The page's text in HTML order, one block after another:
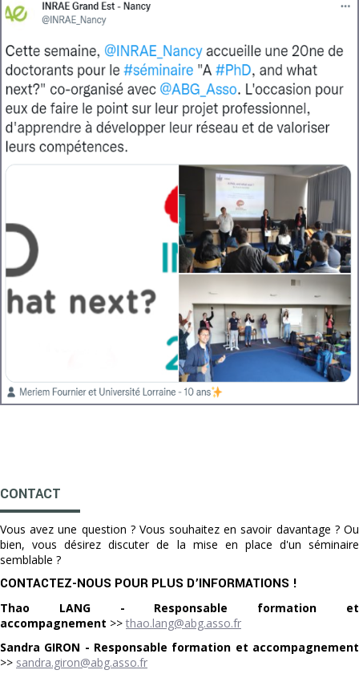
CONTACT
Vous avez une question ? Vous souhaitez en savoir davantage ? Ou
bien, vous désirez discuter de la mise en place d'un séminaire
semblable ?
CONTACTEZ-NOUS POUR PLUS D’INFORMATIONS !
Thao LANG - Responsable formation et
accompagnement >> thao.lang@abg.asso.fr
Sandra GIRON - Responsable formation et accompagnement
>> sandra.giron@abg.asso.fr